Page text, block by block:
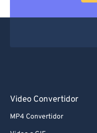
Video Convertidor
MP4 Convertidor